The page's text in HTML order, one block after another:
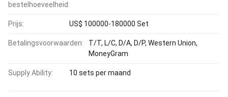
bestelhoeveelheid:
Prijs: US$ 100000-180000 Set
Betalingsvoorwaarden:
T/T, L/C, D/A, D/P, Western Union,
MoneyGram
Supply Ability: 10 sets per maand